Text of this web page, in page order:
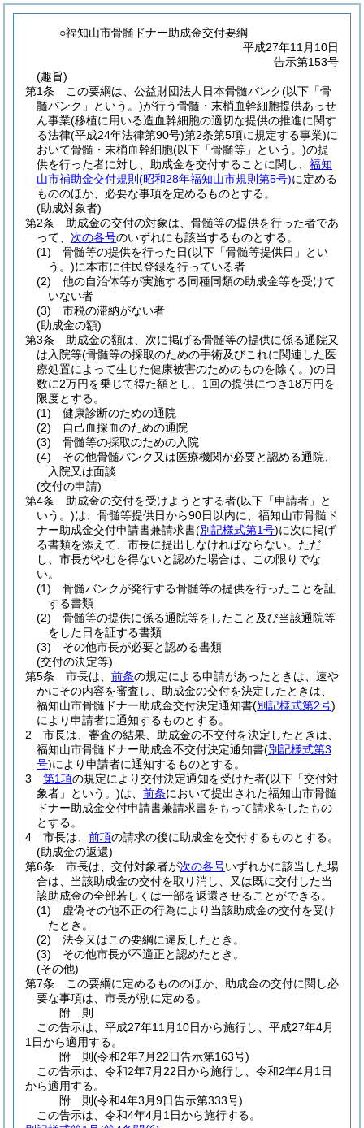
○福知山市骨髄ドナー助成金交付要綱
平成27年11月10日
告示第153号
(趣旨)
第1条
この要綱は、公益財団法人日本骨髄バンク(以下「骨
髄バンク」という。)が行う骨髄・末梢血幹細胞提供あっせ
ん事業(移植に用いる造血幹細胞の適切な提供の推進に関す
る法律(平成24年法律第90号)第2条第5項に規定する事業)に
おいて骨髄・末梢血幹細胞(以下「骨髄等」という。)の提
供を行った者に対し、助成金を交付することに関し、 福知
山市補助金交付規則 (昭和28年福知山市規則第5号)に定める
もののほか、必要な事項を定めるものとする。
(助成対象者)
第2条
助成金の交付の対象は、骨髄等の提供を行った者であ
って、 次の各号のいずれにも該当するものとする。
(1)
骨髄等の提供を行った日(以下「骨髄等提供日」とい
う。)に本市に住民登録を行っている者
(2)
他の自治体等が実施する同種同類の助成金等を受けて
いない者
(3)
市税の滞納がない者
(助成金の額)
第3条
助成金の額は、次に掲げる骨髄等の提供に係る通院又
は入院等(骨髄等の採取のための手術及びこれに関連した医
療処置によって生じた健康被害のためのものを除く。)の日
数に2万円を乗じて得た額とし、1回の提供につき18万円を
限度とする。
(1)
健康診断のための通院
(2)
自己血採血のための通院
(3)
骨髄等の採取のための入院
(4)
その他骨髄バンク又は医療機関が必要と認める通院、
入院又は面談
(交付の申請)
第4条
助成金の交付を受けようとする者(以下「申請者」と
いう。)は、骨髄等提供日から90日以内に、福知山市骨髄ド
ナー助成金交付申請書兼請求書(別記様式第1号)に次に掲げ
る書類を添えて、市長に提出しなければならない。 ただ
し、市長がやむを得ないと認めた場合は、この限りでな
い。
(1)
骨髄バンクが発行する骨髄等の提供を行ったことを証
する書類
(2)
骨髄等の提供に係る通院等をしたこと及び当該通院等
をした日を証する書類
(3)
その他市長が必要と認める書類
(交付の決定等)
第5条
市長は、 前条の規定による申請があったときは、速や
かにその内容を審査し、助成金の交付を決定したときは、
福知山市骨髄ドナー助成金交付決定通知書(別記様式第2号)
により申請者に通知するものとする。
2
市長は、審査の結果、助成金の不交付を決定したときは、
福知山市骨髄ドナー助成金不交付決定通知書(別記様式第3
号)により申請者に通知するものとする。
3
第1項の規定により交付決定通知を受けた者(以下「交付対
象者」という。)は、 前条において提出された福知山市骨髄
ドナー助成金交付申請書兼請求書をもって請求をしたもの
とする。
4
市長は、 前項の請求の後に助成金を交付するものとする。
(助成金の返還)
第6条
市長は、交付対象者が次の各号いずれかに該当した場
合は、当該助成金の交付を取り消し、又は既に交付した当
該助成金の全部若しくは一部を返還させることができる。
(1)
虚偽その他不正の行為により当該助成金の交付を受け
たとき。
(2)
法令又はこの要綱に違反したとき。
(3)
その他市長が不適正と認めたとき。
(その他)
第7条
この要綱に定めるもののほか、助成金の交付に関し必
要な事項は、市長が別に定める。
附 則
この告示は、平成27年11月10日から施行し、平成27年4月
1日から適用する。
附 則(令和2年7月22日告示第163号)
この告示は、令和2年7月22日から施行し、令和2年4月1日
から適用する。
附 則(令和4年3月9日告示第333号)
この告示は、令和4年4月1日から施行する。